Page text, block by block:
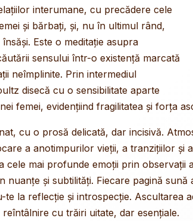
interumane, cu precădere cele
și bărbați, și, nu în ultimul rând,
Este o meditație asupra
sensului într-o existență marcată
neîmplinite. Prin intermediul
disecă cu o sensibilitate aparte
femei, evidențiind fragilitatea și forța
cu o prosă delicată, dar incisivă.
a anotimpurilor vieții, a tranzițiilor și
cele mai profunde emoții prin observații
nuanțe și subtilități. Fiecare pagină
te la reflecție și introspecție. Ascultarea
cu trăiri uitate, dar esențiale.